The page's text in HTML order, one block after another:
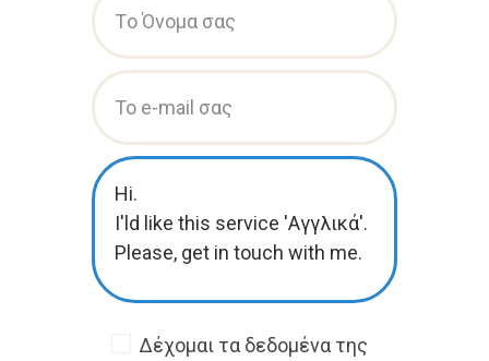
Δέχομαι τα δεδομένα της